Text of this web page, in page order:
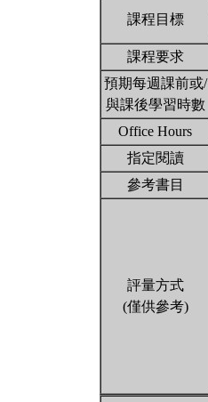
課程目標
課程要求
預期每週課前或/
與課後學習時數
Office Hours
指定閱讀
參考書目
評量方式
(僅供參考)